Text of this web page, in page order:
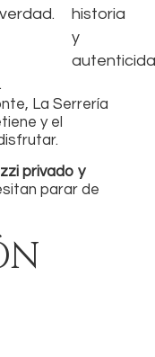
verdad.
historia
y
La Serrería
y el
privado y
parar de